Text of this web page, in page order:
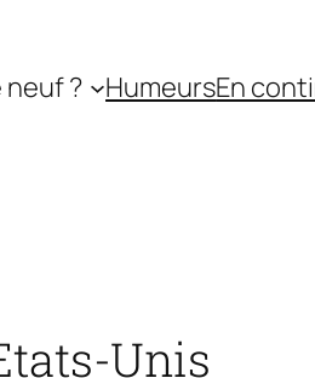
neuf ? HumeursEn
Unis